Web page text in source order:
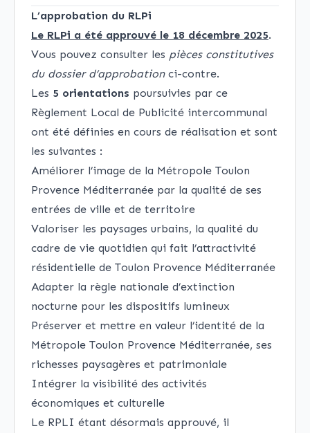
L’approbation du RLPi
Le RLPi a été approuvé le 18 décembre 2025.
Vous pouvez consulter les pièces constitutives
du dossier d’approbationci-contre.
Les 5 orientations poursuivies par ce
Règlement Local de Publicité intercommunal
ont été définies en cours de réalisation et sont
les suivantes :
Améliorer l’image de la Métropole Toulon
Provence Méditerranée par la qualité de ses
entrées de ville et de territoire
Valoriser les paysages urbains, la qualité du
cadre de vie quotidien qui fait l’attractivité
résidentielle de Toulon Provence Méditerranée
Adapter la règle nationale d’extinction
nocturne pour les dispositifs lumineux
Préserver et mettre en valeur l’identité de la
Métropole Toulon Provence Méditerranée, ses
richesses paysagères et patrimoniale
Intégrer la visibilité des activités
économiques et culturelle
Le RPLI étant désormais approuvé, il